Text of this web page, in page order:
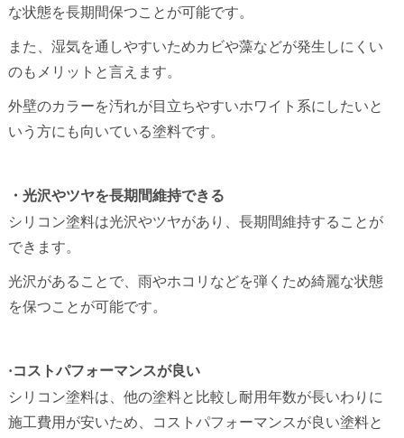
な状態を長期間保つことが可能です。
また、湿気を通しやすいためカビや藻などが発生しにくい
のもメリットと言えます。
外壁のカラーを汚れが目立ちやすいホワイト系にしたいと
いう方にも向いている塗料です。
・光沢やツヤを長期間維持できる
シリコン塗料は光沢やツヤがあり、長期間維持することが
できます。
光沢があることで、雨やホコリなどを弾くため綺麗な状態
を保つことが可能です。
·コストパフォーマンスが良い
シリコン塗料は、他の塗料と比較し耐用年数が長いわりに
施工費用が安いため、コストパフォーマンスが良い塗料と